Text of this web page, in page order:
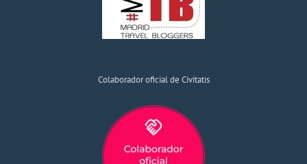
Colaborador oficial de Civitatis